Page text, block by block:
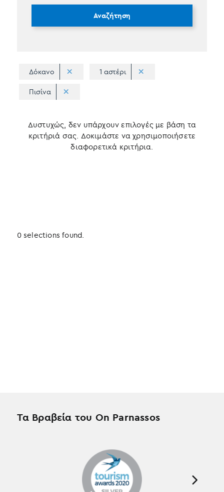
Αναζήτηση
Δόκανο 1 αστέρι
Πισίνα
Δυστυχώς, δεν υπάρχουν επιλογές με βάση τα
κριτήριά σας. Δοκιμάστε να χρησιμοποιήσετε
διαφορετικά κριτήρια.
0 selections found.
Τα Βραβεία του On Parnassos